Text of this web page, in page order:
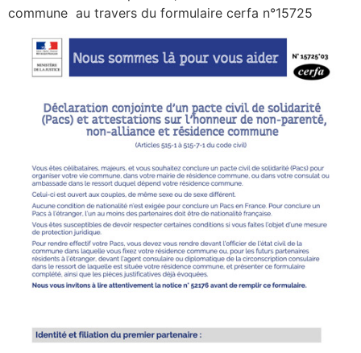
commune au travers du formulaire cerfa n°15725